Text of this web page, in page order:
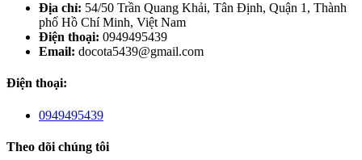
Địa chỉ: 54/50 Trần Quang Khải, Tân Định, Quận 1, Thành
phố Hồ Chí Minh, Việt Nam
Điện thoại: 0949495439
Email: docota5439@gmail.com
Điện thoại:
0949495439
Theo dõi chúng tôi